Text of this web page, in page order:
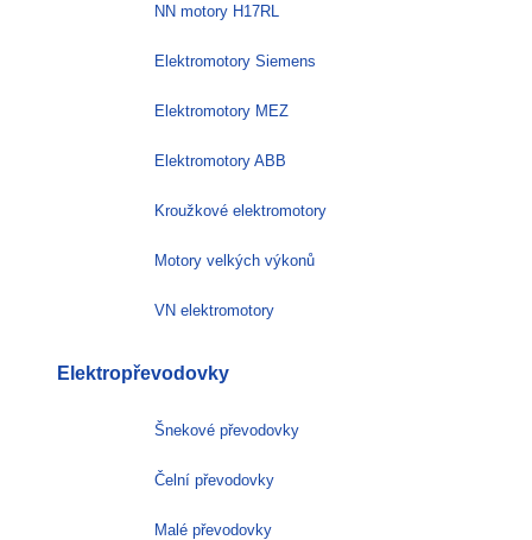
NN motory H17RL
Elektromotory Siemens
Elektromotory MEZ
Elektromotory ABB
Kroužkové elektromotory
Motory velkých výkonů
VN elektromotory
Elektropřevodovky
Šnekové převodovky
Čelní převodovky
Malé převodovky